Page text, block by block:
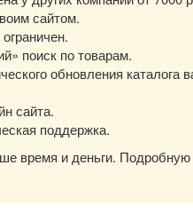
сайтом.
поиск по товарам.
обновления каталога
сайта.
поддержка.
время и деньги.